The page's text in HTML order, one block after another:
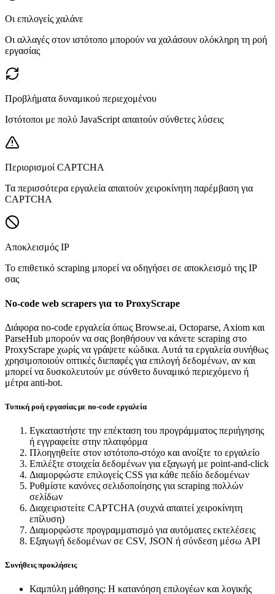
Οι επιλογείς χαλάνε
Οι αλλαγές στον ιστότοπο μπορούν να χαλάσουν ολόκληρη τη ροή
εργασίας
Προβλήματα δυναμικού περιεχομένου
Ιστότοποι με πολύ JavaScript απαιτούν σύνθετες λύσεις
Περιορισμοί CAPTCHA
Τα περισσότερα εργαλεία απαιτούν χειροκίνητη παρέμβαση για
CAPTCHA
Αποκλεισμός IP
Το επιθετικό scraping μπορεί να οδηγήσει σε αποκλεισμό της IP
σας
No-code web scrapers για το ProxyScrape
Διάφορα no-code εργαλεία όπως Browse.ai, Octoparse, Axiom και
ParseHub μπορούν να σας βοηθήσουν να κάνετε scraping στο
ProxyScrape χωρίς να γράψετε κώδικα. Αυτά τα εργαλεία συνήθως
χρησιμοποιούν οπτικές διεπαφές για επιλογή δεδομένων, αν και
μπορεί να δυσκολευτούν με σύνθετο δυναμικό περιεχόμενο ή
μέτρα anti-bot.
Τυπική ροή εργασίας με no-code εργαλεία
Εγκαταστήστε την επέκταση του προγράμματος περιήγησης
ή εγγραφείτε στην πλατφόρμα
Πλοηγηθείτε στον ιστότοπο-στόχο και ανοίξτε το εργαλείο
Επιλέξτε στοιχεία δεδομένων για εξαγωγή με point-and-click
Διαμορφώστε επιλογείς CSS για κάθε πεδίο δεδομένων
Ρυθμίστε κανόνες σελιδοποίησης για scraping πολλών
σελίδων
Διαχειριστείτε CAPTCHA (συχνά απαιτεί χειροκίνητη
επίλυση)
Διαμορφώστε προγραμματισμό για αυτόματες εκτελέσεις
Εξαγωγή δεδομένων σε CSV, JSON ή σύνδεση μέσω API
Συνήθεις προκλήσεις
Καμπύλη μάθησης: Η κατανόηση επιλογέων και λογικής